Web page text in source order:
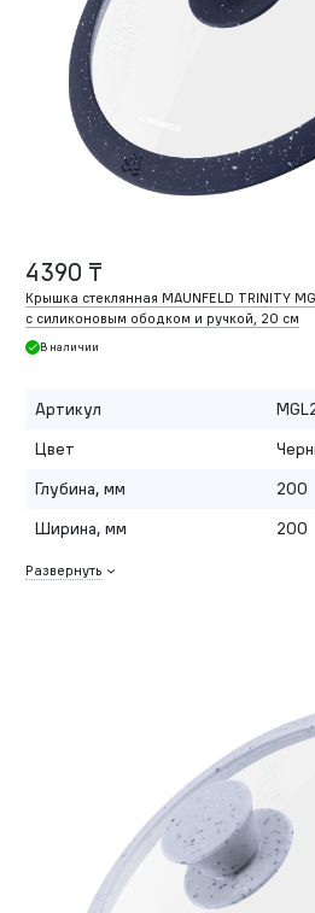
4390 ₸
Крышка стеклянная MAUNFELD TRINITY
с силиконовым ободком и ручкой, 20 см
В наличии
Артикул
Цвет
Глубина, мм
200
Ширина, мм
200
Развернуть